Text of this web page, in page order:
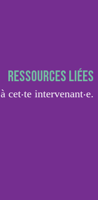
Ressources liées
cet‧te intervenant‧e.